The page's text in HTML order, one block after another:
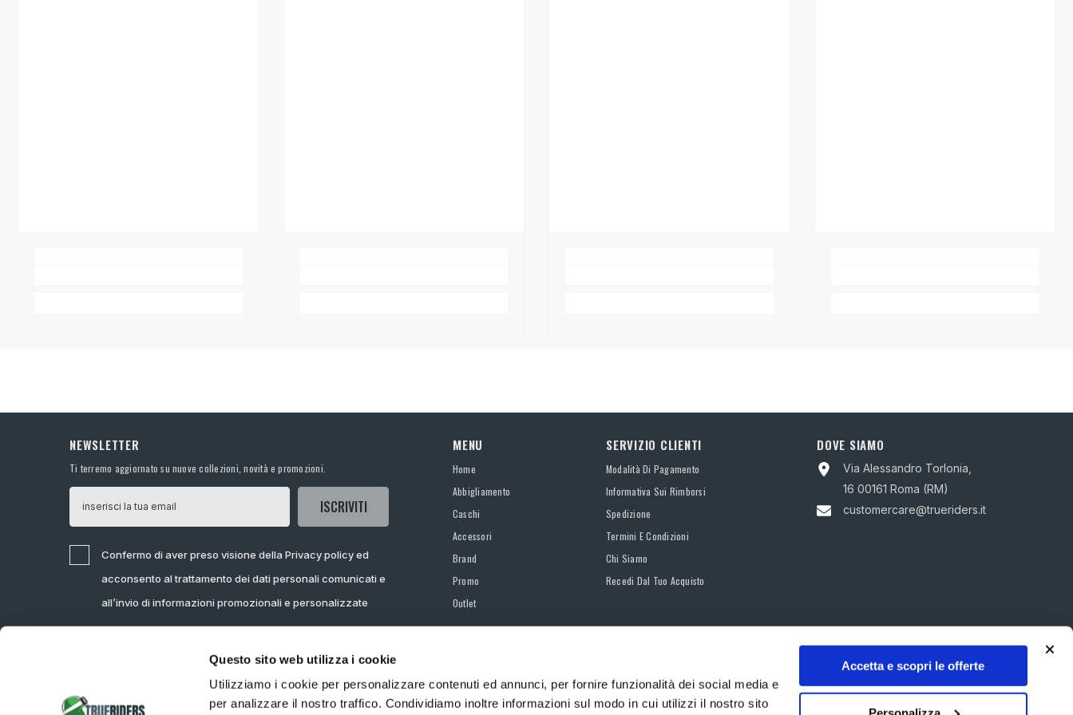
Questo sito web utilizza i cookie
Utilizziamo i cookie per personalizzare contenuti ed annunci, per fornire funzionalità dei social media e
per analizzare il nostro traffico. Condividiamo inoltre informazioni sul modo in cui utilizzi il nostro sito
Accetta e scopri le offerte
NEWSLETTER
Ti terremo aggiornato su nuove collezioni, novità e promozioni.
ISCRIVITI
Confermo di aver preso visione della Privacy policy ed
acconsento al trattamento dei dati personali comunicati e
all’invio di informazioni promozionali e personalizzate
MENU
Home
Abbigliamento
Caschi
Accessori
Brand
Promo
Outlet
SERVIZIO CLIENTI
Modalità Di Pagamento
Informativa Sui Rimborsi
Spedizione
Termini E Condizioni
Chi Siamo
Recedi Dal Tuo Acquisto
DOVE SIAMO
Via Alessandro Torlonia,
16 00161 Roma (RM)
customercare@trueriders.it